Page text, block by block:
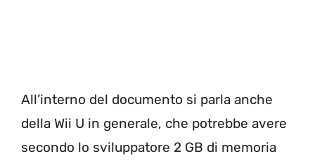
All’interno del documento si parla anche
della Wii U in generale, che potrebbe avere
secondo lo sviluppatore 2 GB di memoria